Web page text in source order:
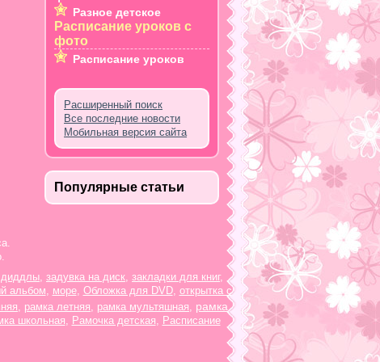
Разное детское
Расписание уроков с
фото
Расписание уроков
Расширенный поиск
Все последние новости
Мобильная версия сайта
Популярные статьи
диддлы, задувка на диск, закладки для книг,
альбом, море, Обложка для DVD, открытка с
, рамка летняя, рамка мультяшная, рамка
школьная, Рамочка детская, Расписание